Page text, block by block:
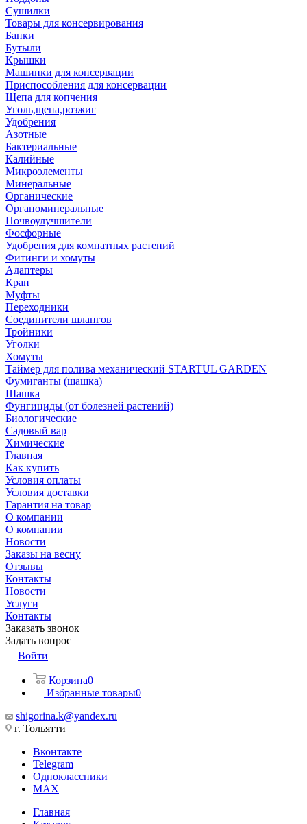
Сушилки
Товары для консервирования
Банки
Бутыли
Крышки
Машинки для консервации
Приспособления для консервации
Щепа для копчения
Уголь,щепа,розжиг
Удобрения
Азотные
Бактериальные
Калийные
Микроэлементы
Минеральные
Органические
Органоминеральные
Почвоулучшители
Фосфорные
Удобрения для комнатных растений
Фитинги и хомуты
Адаптеры
Кран
Муфты
Переходники
Соединители шлангов
Тройники
Уголки
Хомуты
Таймер для полива механический STARTUL GARDEN
Фумиганты (шашка)
Шашка
Фунгициды (от болезней растений)
Биологические
Садовый вар
Химические
Главная
Как купить
Условия оплаты
Условия доставки
Гарантия на товар
О компании
О компании
Новости
Заказы на весну
Отзывы
Контакты
Новости
Услуги
Контакты
Заказать звонок
Задать вопрос
Войти
Корзина0
Избранные товары0
shigorina.k@yandex.ru
г. Тольятти
Вконтакте
Telegram
Одноклассники
MAX
Главная